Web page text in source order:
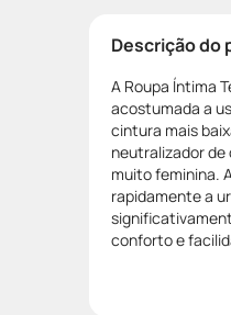
Descrição do
A Roupa Íntima
acostumada a
cintura mais
neutralizador
muito feminina.
rapidamente a
conforto e